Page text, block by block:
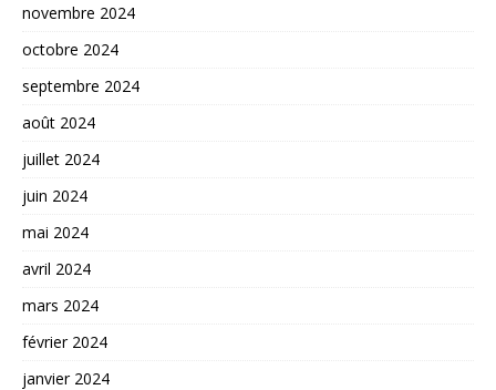
novembre 2024
octobre 2024
septembre 2024
août 2024
juillet 2024
juin 2024
mai 2024
avril 2024
mars 2024
février 2024
janvier 2024